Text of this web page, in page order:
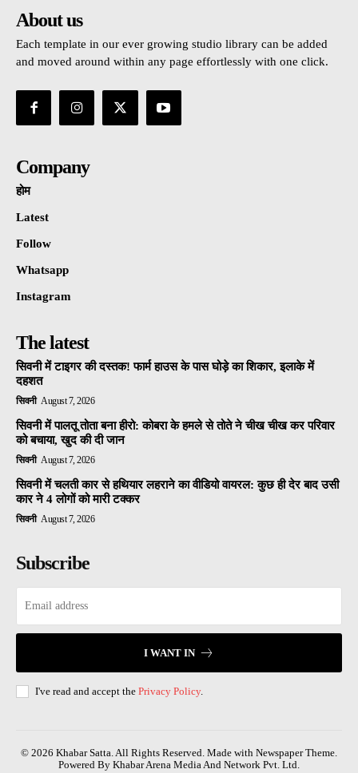
About us
Each template in our ever growing studio library can be added
and moved around within any page effortlessly with one click.
Company
होम
Latest
Follow
Whatsapp
Instagram
The latest
सिवनी में टाइगर की दस्तक! फार्म हाउस के पास घोड़े का शिकार, इलाके में
दहशत
सिवनी August 7, 2026
सिवनी में पालतू तोता बना हीरो: कोबरा के हमले से तोते ने चीख चीख कर परिवार
को बचाया, खुद की दी जान
सिवनी August 7, 2026
सिवनी में चलती कार से हथियार लहराने का वीडियो वायरल: कुछ ही देर बाद उसी
कार ने 4 लोगों को मारी टक्कर
सिवनी August 7, 2026
Subscribe
I WANT IN
I've read and accept the Privacy Policy.
© 2026 Khabar Satta. All Rights Reserved. Made with Newspaper Theme.
Powered By Khabar Arena Media And Network Pvt. Ltd.